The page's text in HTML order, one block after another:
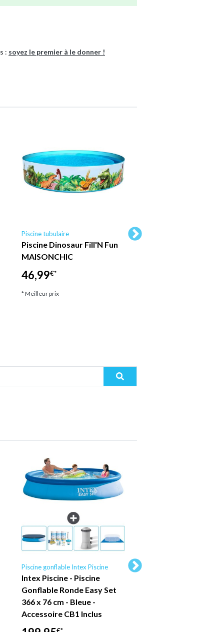
solides
8720679726064
: soyez le premier à le donner !
Piscine tubulaire
Piscine Dinosaur Fill'N Fun
MAISONCHIC
46,99€*
* Meilleur prix
Piscine gonflable Intex Piscine
Intex Piscine - Piscine
Gonflable Ronde Easy Set
366 x 76 cm - Bleue -
Accessoire CB1 Inclus